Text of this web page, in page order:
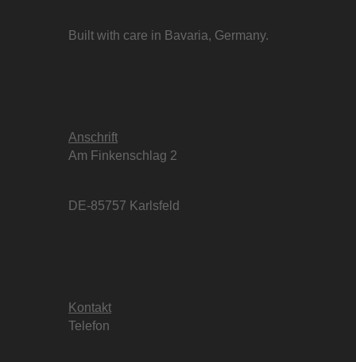
Built with care in Bavaria, Germany.
Anschrift
Am Finkenschlag 2
DE-85757 Karlsfeld
Kontakt
Telefon